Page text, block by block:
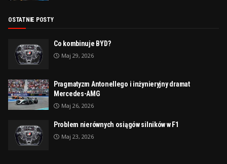
OSTATNIE POSTY
Co kombinuje BYD?
Maj 29, 2026
Pragmatyzm Antonellego i inżynieryjny dramat
Mercedes-AMG
Maj 26, 2026
Problem nierównych osiągów silników w F1
Maj 23, 2026